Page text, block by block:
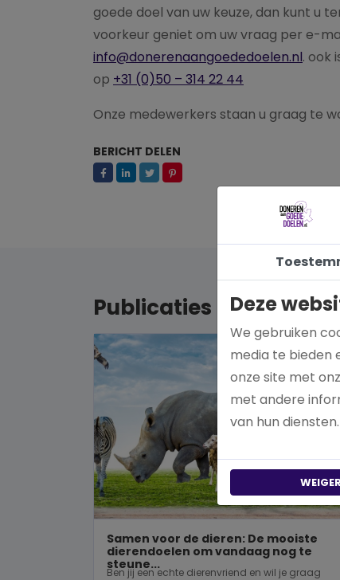
goede doel van uw keuze, dan kunt u
voorkeur geniet om uw vraag per e-
info@donerenaangoededoelen.nl. ook
op +31 (0)50 – 314 22 44
Onze medewerkers staan u graag te
BERICHT DELEN
Publicaties
Samen voor de dieren: De mooiste
dierendoelen om vandaag nog te
steune...
Ben jij een echte dierenvriend en wil je graag
Deze
We gebruiken
media te bieden
onze site met
met andere
van hun diensten.